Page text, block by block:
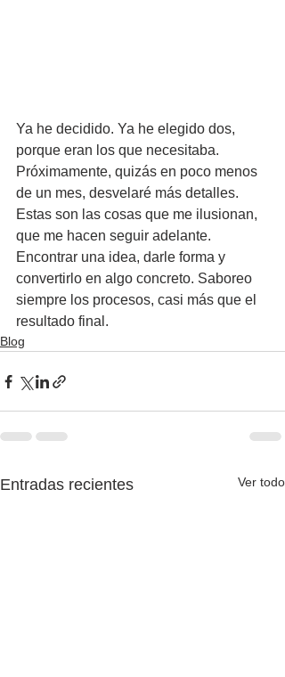
Ya he decidido. Ya he elegido dos,
porque eran los que necesitaba.
Próximamente, quizás en poco menos
de un mes, desvelaré más detalles.
Estas son las cosas que me ilusionan,
que me hacen seguir adelante.
Encontrar una idea, darle forma y
convertirlo en algo concreto. Saboreo
siempre los procesos, casi más que el
resultado final.
Blog
Entradas recientes Ver todo